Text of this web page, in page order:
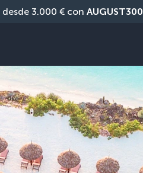
desde 3.000 € con AUGUST300